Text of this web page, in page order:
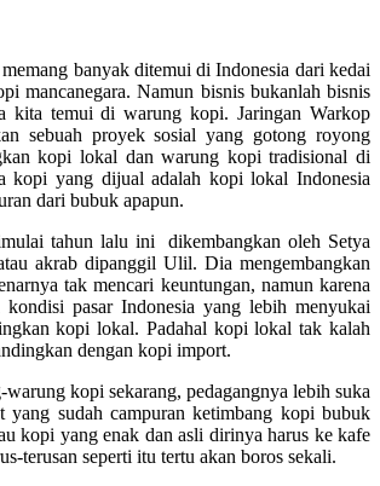
banyak ditemui di Indonesia dari kedai
mancanegara. Namun bisnis bukanlah bisnis
kita temui di warung kopi. Jaringan Warkop
sebuah proyek sosial yang gotong royong
kopi lokal dan warung kopi tradisional di
kopi yang dijual adalah kopi lokal Indonesia
dari bubuk apapun.
tahun lalu ini dikembangkan oleh Setya
akrab dipanggil Ulil. Dia mengembangkan
tak mencari keuntungan, namun karena
kondisi pasar Indonesia yang lebih menyukai
kopi lokal. Padahal kopi lokal tak kalah
dengan kopi import.
kopi sekarang, pedagangnya lebih suka
yang sudah campuran ketimbang kopi bubuk
kopi yang enak dan asli dirinya harus ke kafe
terusan seperti itu tertu akan boros sekali.